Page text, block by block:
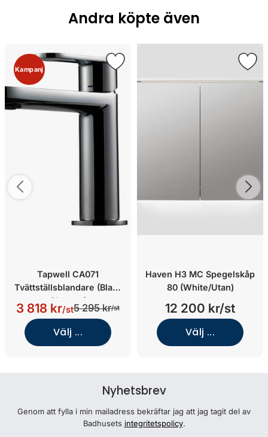
Andra köpte även
Kampanj
Tapwell CA071
Tvättställsblandare (Black
Chrome)
3 818 kr/st5 295 kr/st
Välj ...
Haven H3 MC Spegelskåp
80 (White/Utan)
12 200 kr/st
Välj ...
Nyhetsbrev
Genom att fylla i min mailadress bekräftar jag att jag tagit del av
Badhusets integritetspolicy.